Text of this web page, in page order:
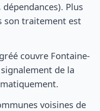
Plus
son traitement est
couvre Fontaine-
de la
voisines de